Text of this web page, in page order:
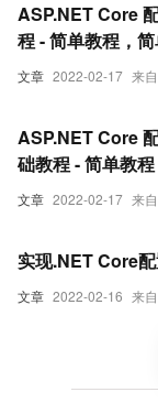
文章 2022-02-17 来
ASP.NET Core
程 - 简单教程，
文章 2022-02-17 来
ASP.NET Core
础教程 - 简单教
文章 2022-02-16 来
实现.NET Core